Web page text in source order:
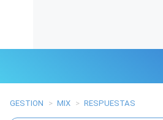
Últimas Noticias
GESTION > MIX > RESPUESTAS